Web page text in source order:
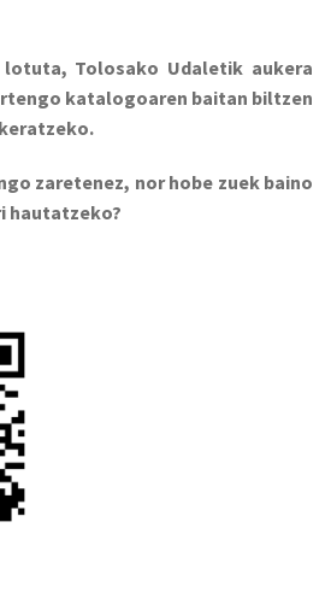
Tolosako Udaletik aukera
katalogoaren baitan biltzen
zaretenez, nor hobe zuek baino
hautatzeko?